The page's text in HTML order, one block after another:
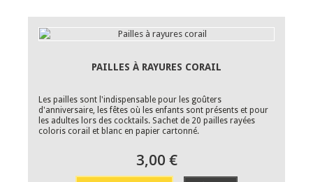
PAILLES À RAYURES CORAIL
Les pailles sont l'indispensable pour les goûters
d'anniversaire, les fêtes où les enfants sont présents et pour
les adultes lors des cocktails. Sachet de 20 pailles rayées
coloris corail et blanc en papier cartonné.
3,00 €